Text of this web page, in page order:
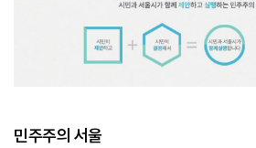
민주주의 서울